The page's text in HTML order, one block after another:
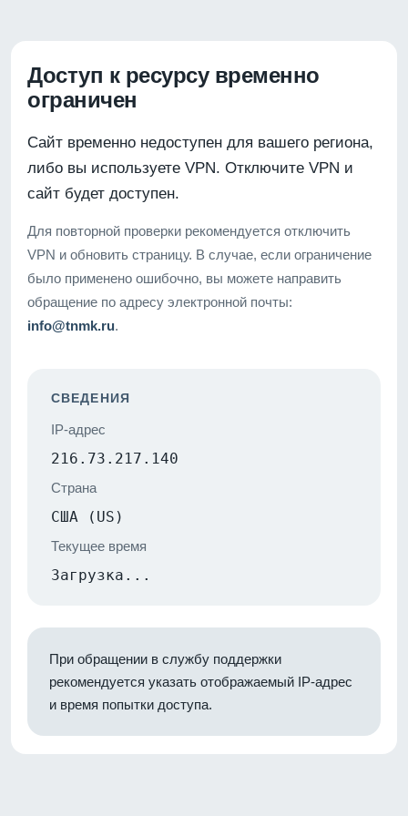
Доступ к ресурсу временно
ограничен
Сайт временно недоступен для вашего региона,
либо вы используете VPN. Отключите VPN и
сайт будет доступен.
Для повторной проверки рекомендуется отключить
VPN и обновить страницу. В случае, если ограничение
было применено ошибочно, вы можете направить
обращение по адресу электронной почты:
info@tnmk.ru.
СВЕДЕНИЯ
IP-адрес
216.73.217.140
Страна
США (US)
Текущее время
Загрузка...
При обращении в службу поддержки
рекомендуется указать отображаемый IP-адрес
и время попытки доступа.